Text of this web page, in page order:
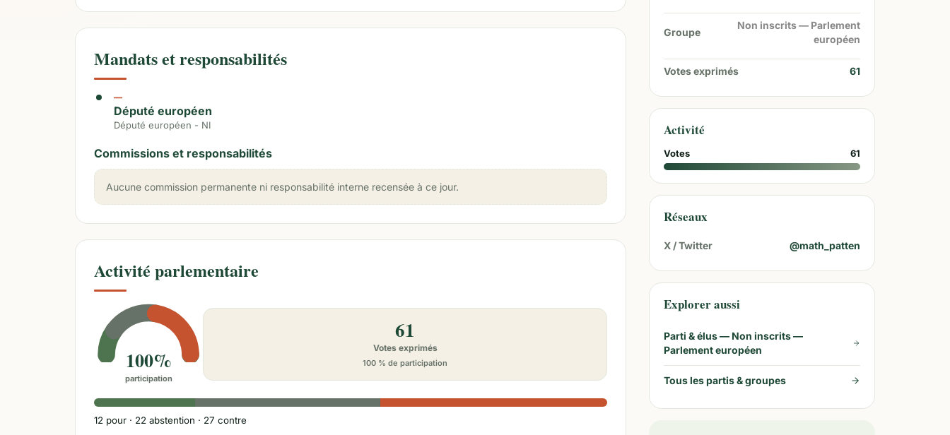
Mandats et responsabilités
—
Député européen
Député européen - NI
Commissions et responsabilités
Aucune commission permanente ni responsabilité interne recensée à ce jour.
Activité parlementaire
100%
participation
61
Votes exprimés
100 % de participation
12 pour · 22 abstention · 27 contre
Groupe
Non inscrits — Parlement
européen
Votes exprimés 61
Activité
Votes 61
Réseaux
X / Twitter @math_patten
Explorer aussi
Parti & élus — Non inscrits —
Parlement européen
Tous les partis & groupes